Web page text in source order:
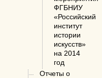
ФГБНИУ
«Российский
институт
истории
искусств»
на 2014
год
Отчеты о